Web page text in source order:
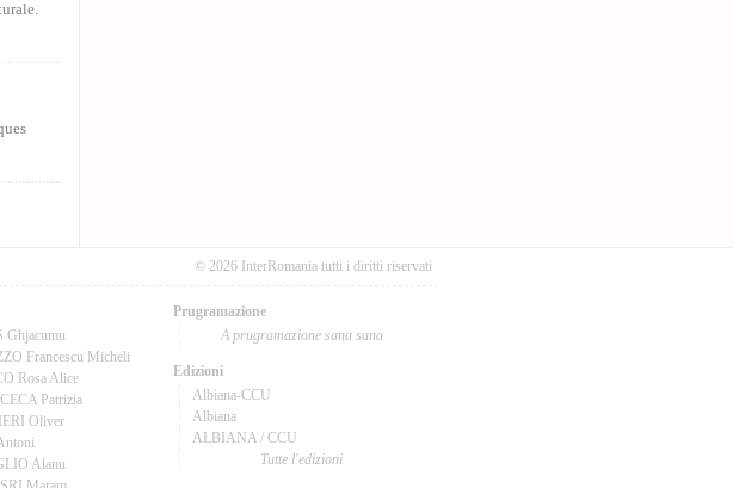
© 2026 InterRomania tutti i diritti riservati
Ghjacumu
Francescu Micheli
Rosa Alice
Patrizia
Oliver
Alanu
Prugramazione
A prugramazione sana sana
Edizioni
Albiana-CCU
Albiana
ALBIANA / CCU
Tutte l'edizioni